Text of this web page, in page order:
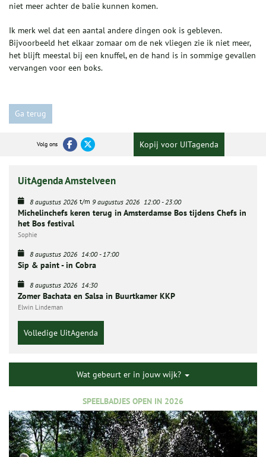
niet meer achter de balie kunnen komen.
Ik merk wel dat een aantal andere dingen ook is gebleven.
Bijvoorbeeld het elkaar zomaar om de nek vliegen zie ik niet meer,
het blijft meestal bij een knuffel, en de hand is in sommige gevallen
vervangen voor een boks.
Ga terug
Volg ons Kopij voor UITagenda
UitAgenda Amstelveen
8 augustus 2026 t/m 9 augustus 2026 12:00-23:00
Michelinchefs keren terug in Amsterdamse Bos tijdens Chefs in
het Bos festival
Sophie
8 augustus 2026 14:00-17:00
Sip & paint - in Cobra
8 augustus 2026 14:30
Zomer Bachata en Salsa in Buurtkamer KKP
Elwin Lindeman
Volledige UitAgenda
Wat gebeurt er in jouw wijk?
SPEELBADJES OPEN IN 2026